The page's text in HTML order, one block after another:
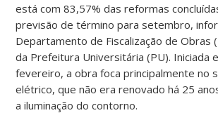
está com 83,57% das reformas
previsão de término para setembro,
Departamento de Fiscalização de Obras
da Prefeitura Universitária (PU). Iniciada
fevereiro, a obra foca principalmente no
elétrico, que não era renovado há 25
a iluminação do contorno.